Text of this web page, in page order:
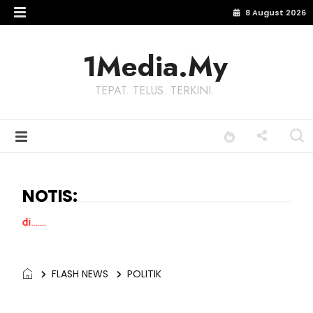
8 August 2026
1Media.My
TEPAT. TELUS. TERKINI.
NOTIS:
FLASH NEWS POLITIK